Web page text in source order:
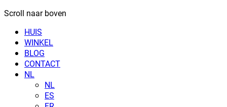
Scroll naar boven
HUIS
WINKEL
BLOG
CONTACT
NL
NL
ES